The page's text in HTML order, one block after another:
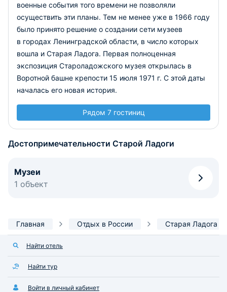
военные события того времени не позволяли
осуществить эти планы. Тем не менее уже в 1966 году
было принято решение о создании сети музеев
в городах Ленинградской области, в число которых
вошла и Старая Ладога. Первая полноценная
экспозиция Староладожского музея открылась в
Воротной башне крепости 15 июля 1971 г. С этой даты
началась его новая история.
Рядом 7 гостиниц
Достопримечательности Старой Ладоги
Музеи
1 объект
Главная Отдых в России Старая Ладога
Найти отель
Найти тур
Войти в личный кабинет